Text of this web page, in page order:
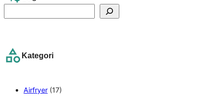
e
c
Kategori
Airfryer (17)